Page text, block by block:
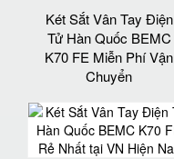
Két Sắt Vân Tay Điện
Tử Hàn Quốc BEMC
K70 FE Miễn Phí Vận
Chuyển